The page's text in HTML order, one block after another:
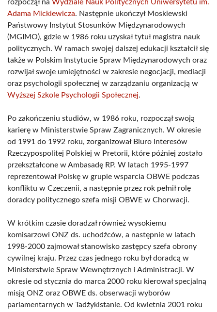
rozpoczął na Wydziale Nauk Politycznych Uniwersytetu im.
Adama Mickiewicza. Następnie ukończył Moskiewski
Państwowy Instytut Stosunków Międzynarodowych
(MGIMO), gdzie w 1986 roku uzyskał tytuł magistra nauk
politycznych. W ramach swojej dalszej edukacji kształcił się
także w Polskim Instytucie Spraw Międzynarodowych oraz
rozwijał swoje umiejętności w zakresie negocjacji, mediacji
oraz psychologii społecznej w zarządzaniu organizacją w
Wyższej Szkole Psychologii Społecznej.
Po zakończeniu studiów, w 1986 roku, rozpoczął swoją
karierę w Ministerstwie Spraw Zagranicznych. W okresie
od 1991 do 1992 roku, zorganizował Biuro Interesów
Rzeczypospolitej Polskiej w Pretorii, które później zostało
przekształcone w Ambasadę RP. W latach 1995-1997
reprezentował Polskę w grupie wsparcia OBWE podczas
konfliktu w Czeczenii, a następnie przez rok pełnił rolę
doradcy politycznego szefa misji OBWE w Chorwacji.
W krótkim czasie doradzał również wysokiemu
komisarzowi ONZ ds. uchodźców, a następnie w latach
1998-2000 zajmował stanowisko zastępcy szefa obrony
cywilnej kraju. Przez czas jednego roku był doradcą w
Ministerstwie Spraw Wewnętrznych i Administracji. W
okresie od stycznia do marca 2000 roku kierował specjalną
misją ONZ oraz OBWE ds. obserwacji wyborów
parlamentarnych w Tadżykistanie. Od kwietnia 2001 roku